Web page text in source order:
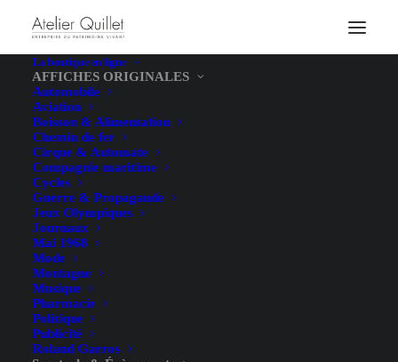
La boutique en ligne
AFFICHES ORIGINALES
Automobile
Aviation
Boisson & Alimentation
Chemin de fer
Cirque & Automate
Compagnie maritime
Cycles
Guerre & Propagande
Jeux Olympiques
Journaux
Mai 1968
Mode
Montagne
Musique
Pharmacie
Politique
Publicité
Roland Garros